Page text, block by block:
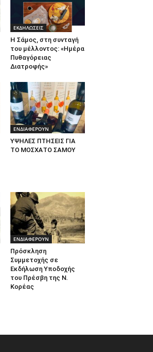
ΕΚΔΗΛΩΣΕΙΣ
Η Σάμος, στη συνταγή
του μέλλοντος: «Ημέρα
Πυθαγόρειας
Διατροφής»
ΕΝΔΙΑΦΕΡΟΥΝ
ΥΨΗΛΕΣ ΠΤΗΣΕΙΣ ΓΙΑ
ΤΟ ΜΟΣΧΑΤΟ ΣΑΜΟΥ
ΕΝΔΙΑΦΕΡΟΥΝ
Πρόσκληση
Συμμετοχής σε
Εκδήλωση Υποδοχής
του Πρέσβη της Ν.
Κορέας